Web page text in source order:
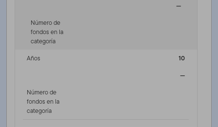
—
Número de
fondos en la
categoría
Años
10
—
Número de
fondos en la
categoría